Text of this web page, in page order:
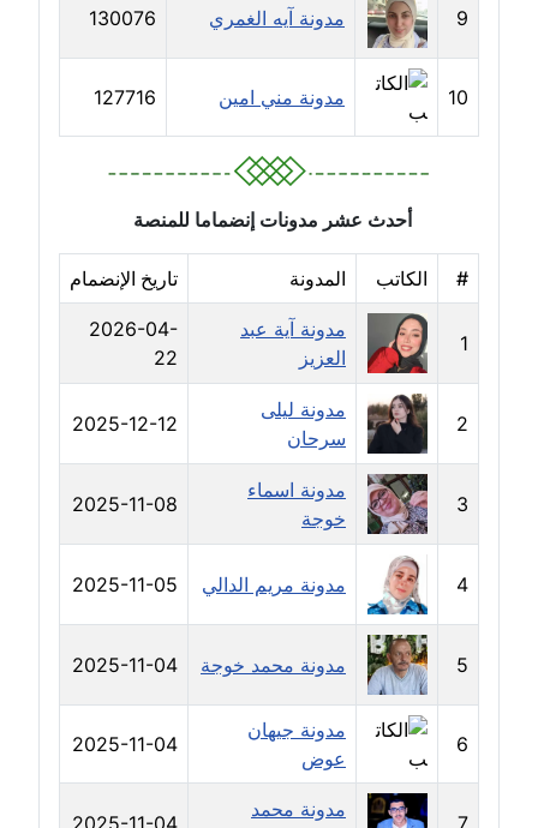
مدونة سوزان بهنسي
عاملة
مدونة سوميه الالفي
عاملة
مدونة شادي الربابعة
عاملة
مدونة شرف الدين محمد
عاملة
مدونة شريف ابراهيم
عاملة
مدونة شيماء الجمل
عاملة
مدونة شيماء حسني
عاملة
مدونة شيماء عبد المقصود
عاملة
مدونة شيماء عصام
مدونة شيماء عمارة
9 مدونة آيه الغمري 130076
10 مدونة مني امين 127716
أحدث عشر مدونات إنضماما للمنصة
# الكاتب المدونة تاريخ الإنضمام
1
مدونة آية عبد
العزيز
2026-04-
22
2
مدونة ليلى
سرحان
2025-12-12
3
مدونة اسماء
خوجة
2025-11-08
4 مدونة مريم الدالي 2025-11-05
5 مدونة محمد خوجة 2025-11-04
6
مدونة جيهان
عوض
2025-11-04
مدونة محمد